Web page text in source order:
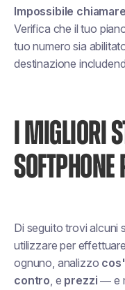
Impossibile
Verifica che il tuo
tuo numero sia
destinazione
I MIGLIORI
Di seguito trovi alcuni
utilizzare per
ognuno, analizzo
contro, e prezzi — e